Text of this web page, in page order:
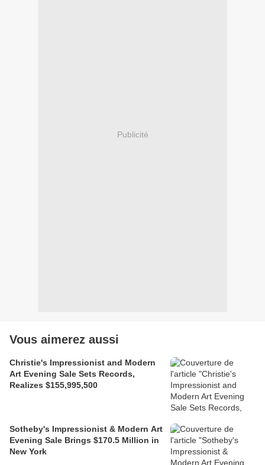
Publicité
Vous aimerez aussi
Christie's Impressionist and Modern
Art Evening Sale Sets Records,
Realizes $155,995,500
Sotheby's Impressionist & Modern Art
Evening Sale Brings $170.5 Million in
New York